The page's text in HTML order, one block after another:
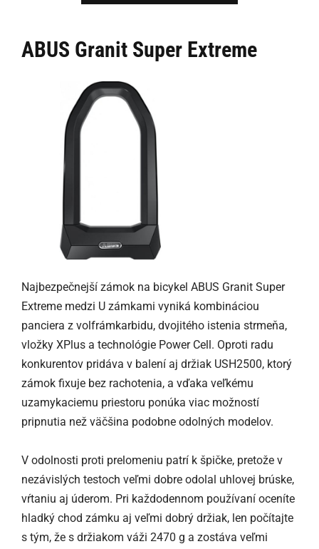
ABUS Granit Super Extreme
Najbezpečnejší zámok na bicykel ABUS Granit Super
Extreme medzi U zámkami vyniká kombináciou
panciera z volfrámkarbidu, dvojitého istenia strmeňa,
vložky XPlus a technológie Power Cell. Oproti radu
konkurentov pridáva v balení aj držiak USH2500, ktorý
zámok fixuje bez rachotenia, a vďaka veľkému
uzamykaciemu priestoru ponúka viac možností
pripnutia než väčšina podobne odolných modelov.
V odolnosti proti prelomeniu patrí k špičke, pretože v
nezávislých testoch veľmi dobre odolal uhlovej brúske,
vŕtaniu aj úderom. Pri každodennom používaní oceníte
hladký chod zámku aj veľmi dobrý držiak, len počítajte
s tým, že s držiakom váži 2470 g a zostáva veľmi